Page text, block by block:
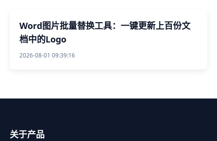
Word图片批量替换工具：一键更新上百份文
档中的Logo
2026-08-01 09:39:16
关于产品